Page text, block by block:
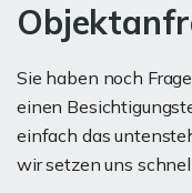
Sie haben noch
einen
einfach das
wir setzen uns